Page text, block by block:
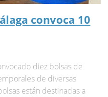
convoca 10
diez bolsas de
de diversas
están destinadas a